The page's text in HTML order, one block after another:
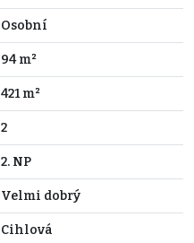
Osobní
94 m²
421 m²
2
2. NP
Velmi dobrý
Cihlová